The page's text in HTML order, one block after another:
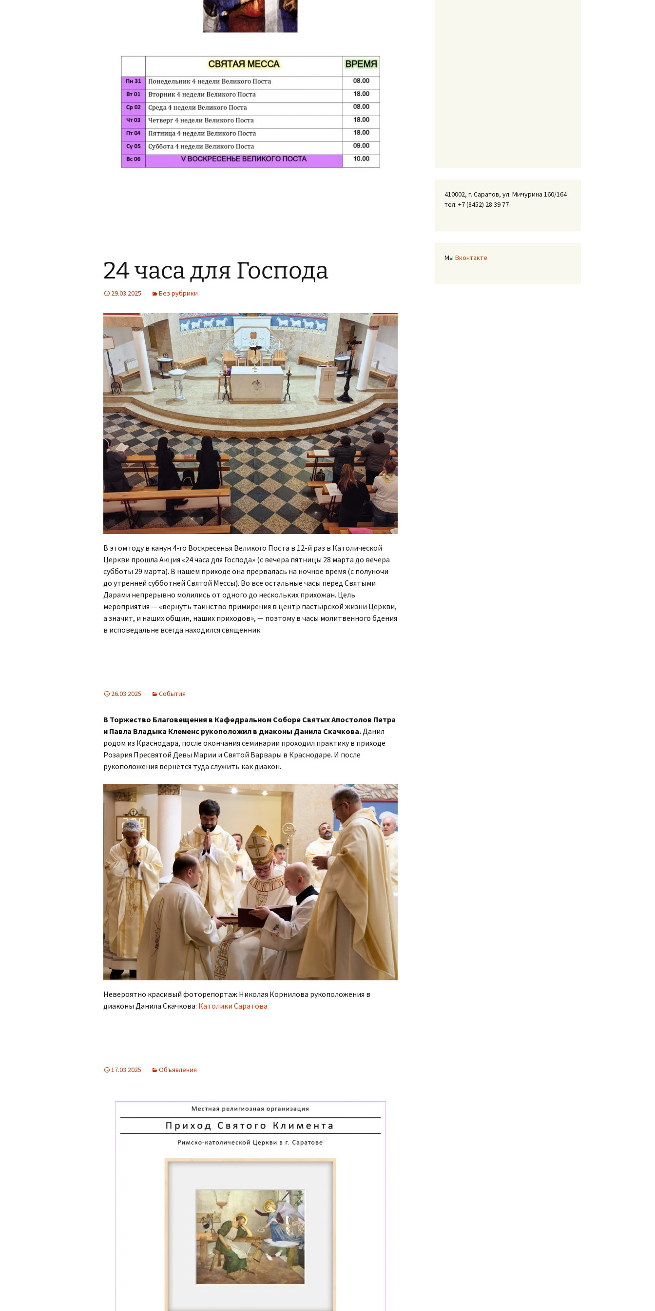
24 часа для Господа
29.03.2025 Без рубрики
В этом году в канун 4-го Воскресенья Великого Поста в 12-й раз в Католической
Церкви прошла Акция «24 часа для Господа» (с вечера пятницы 28 марта до вечера
субботы 29 марта). В нашем приходе она прервалась на ночное время (с полуночи
до утренней субботней Святой Мессы). Во все остальные часы перед Святыми
Дарами непрерывно молились от одного до нескольких прихожан. Цель
мероприятия — «вернуть таинство примирения в центр пастырской жизни Церкви,
а значит, и наших общин, наших приходов», — поэтому в часы молитвенного бдения
в исповедальне всегда находился священник.
26.03.2025 События
В Торжество Благовещения в Кафедральном Соборе Святых Апостолов Петра
и Павла Владыка Клеменс рукоположил в диаконы Данила Скачкова.Данил
родом из Краснодара, после окончания семинарии проходил практику в приходе
Розария Пресвятой Девы Марии и Святой Варвары в Краснодаре. И после
рукоположения вернётся туда служить как диакон.
Невероятно красивый фоторепортаж Николая Корнилова рукоположения в
диаконы Данила Скачкова: Католики Саратова
17.03.2025 Объявления
410002, г. Саратов, ул. Мичурина 160/164
тел: +7 (8452) 28 39 77
Мы Вконтакте